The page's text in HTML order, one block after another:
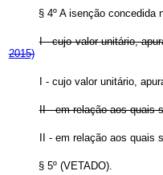
§ 4º A isenção
I - cujo valor unitário,
2015)
I - cujo valor unitário,
II - em relação aos quais
II - em relação aos quais
§ 5º (VETADO).